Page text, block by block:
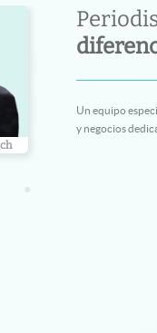
Un equipo
y negocios